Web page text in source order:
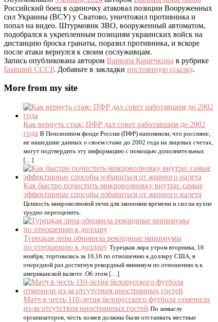
Российский боец в одиночку атаковал позиции Вооруженных
сил Украины (ВСУ) у Сватово, уничтожил противника и
попал на видео. Штурмовик ЗВО, вооруженный автоматом,
подобрался к укрепленным позициям украинских войск на
дистанцию броска гранаты, поразил противника, и вскоре
после атаки вернулся к своим сослуживцам.
Запись опубликована автором Варвара Кошечкина в рубрике
Бывший СССР. Добавьте в закладки постоянную ссылку.
More from my site
Как вернуть стаж: ПФР дал совет работавшим до 2002
года В Пенсионном фонде России (ПФР) напомнили, что россияне,
не нашедшие данных о своем стаже до 2002 года на лицевых счетах,
могут подтвердить эту информацию с помощью дополнительных
[…]
Как быстро почистить микроволновку внутри: самые
эффективные способы избавиться от жирного налета
Ценность микроволновой печи для экономии времени и сил на кухне
трудно переоценить.
Турецкая лира обновила рекордные минимумы
по отношению к доллару Турецкая лира утром вторника, 16
ноября, торговалась за 10,16 по отношению к доллару США, в
очередной раз достигнув рекордный минимум по отношению к к
американской валюте. Об этом […]
Матч в честь 110-летия белорусского футбола отменили
из-за отсутствия иностранных гостей По замыслу
организаторов, честь хозяев должны были отстаивать местные